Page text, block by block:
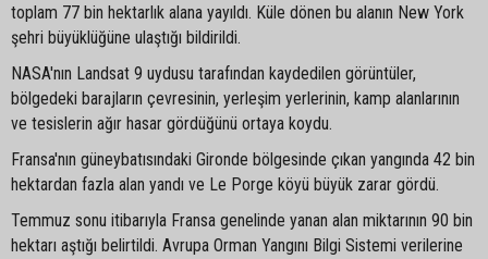
toplam 77 bin hektarlık alana yayıldı. Küle dönen bu alanın New York
şehri büyüklüğüne ulaştığı bildirildi.
NASA'nın Landsat 9 uydusu tarafından kaydedilen görüntüler,
bölgedeki barajların çevresinin, yerleşim yerlerinin, kamp alanlarının
ve tesislerin ağır hasar gördüğünü ortaya koydu.
Fransa'nın güneybatısındaki Gironde bölgesinde çıkan yangında 42 bin
hektardan fazla alan yandı ve Le Porge köyü büyük zarar gördü.
Temmuz sonu itibarıyla Fransa genelinde yanan alan miktarının 90 bin
hektarı aştığı belirtildi. Avrupa Orman Yangını Bilgi Sistemi verilerine